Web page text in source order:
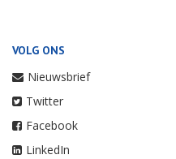
VOLG ONS
Nieuwsbrief
Twitter
Facebook
LinkedIn